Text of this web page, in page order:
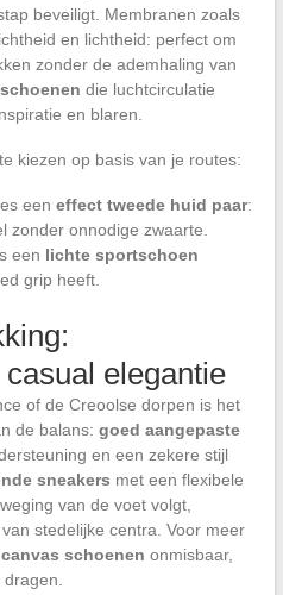
beveiligt. Membranen zoals
en lichtheid: perfect om
zonder de ademhaling van
die luchtcirculatie
en blaren.
kiezen op basis van je routes:
een effect tweede huid paar:
zonder onnodige zwaarte.
een lichte sportschoen
grip heeft.
elegantie
of de Creoolse dorpen is het
de balans: goed aangepaste
en een zekere stijl
sneakers met een flexibele
van de voet volgt,
stedelijke centra. Voor meer
schoenen onmisbaar,